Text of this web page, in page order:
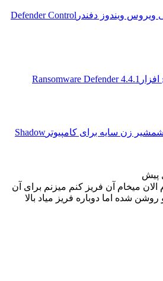
ویروس ویندوز دفندر Defender Control
Ransomware Defender 4.4.1
زن سایه برای کامپیوتر Shadow
میخام آن فریز کنم میزنم برای آن
شده اما دوباره فریز میاد بالا